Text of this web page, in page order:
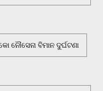
ନୌସେନା ବିମାନ ଦୁର୍ଘଟଣା